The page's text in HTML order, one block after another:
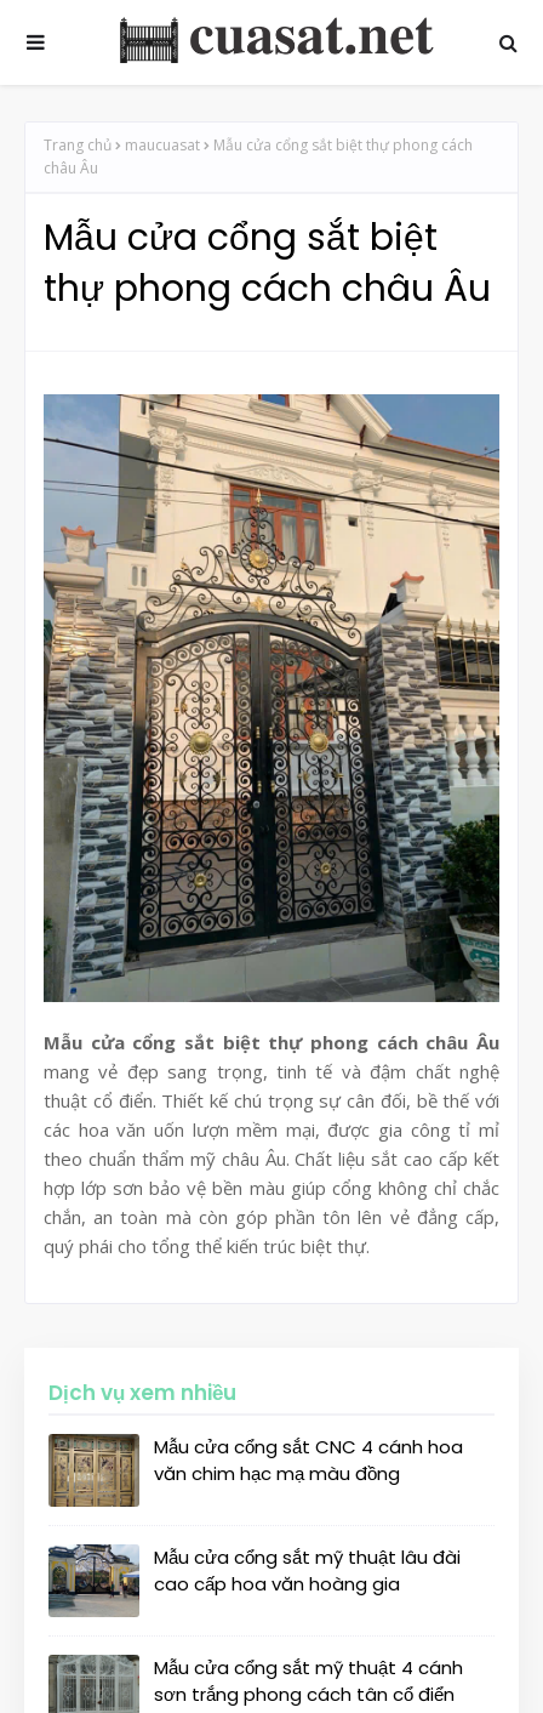
Trang chủ maucuasat
Mẫu cửa cổng sắt biệt thự phong cách
châu Âu
Mẫu cửa cổng sắt biệt
thự phong cách châu Âu
Mẫu cửa cổng sắt biệt thự phong cách châu Âu
mang vẻ đẹp sang trọng, tinh tế và đậm chất nghệ
thuật cổ điển. Thiết kế chú trọng sự cân đối, bề thế với
các hoa văn uốn lượn mềm mại, được gia công tỉ mỉ
theo chuẩn thẩm mỹ châu Âu. Chất liệu sắt cao cấp kết
hợp lớp sơn bảo vệ bền màu giúp cổng không chỉ chắc
chắn, an toàn mà còn góp phần tôn lên vẻ đẳng cấp,
quý phái cho tổng thể kiến trúc biệt thự.
Dịch vụ xem nhiều
Mẫu cửa cổng sắt CNC 4 cánh hoa
văn chim hạc mạ màu đồng
Mẫu cửa cổng sắt mỹ thuật lâu đài
cao cấp hoa văn hoàng gia
Mẫu cửa cổng sắt mỹ thuật 4 cánh
sơn trắng phong cách tân cổ điển